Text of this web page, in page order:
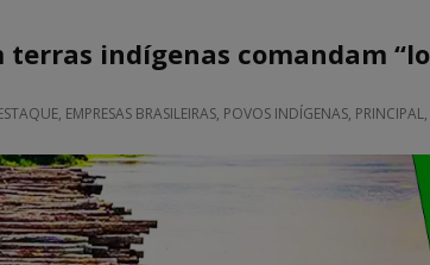
indígenas comandam
, EMPRESAS BRASILEIRAS, POVOS INDÍGENAS, PRINCIPAL,